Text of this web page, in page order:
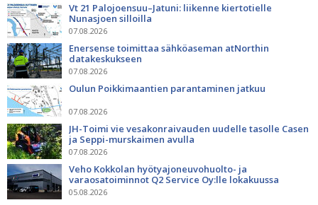
Vt 21 Palojoensuu–Jatuni: liikenne kiertotielle
Nunasjoen silloilla
07.08.2026
Enersense toimittaa sähköaseman atNorthin
datakeskukseen
07.08.2026
Oulun Poikkimaantien parantaminen jatkuu
07.08.2026
JH-Toimi vie vesakonraivauden uudelle tasolle Casen
ja Seppi-murskaimen avulla
07.08.2026
Veho Kokkolan hyötyajoneuvohuolto- ja
varaosatoiminnot Q2 Service Oy:lle lokakuussa
05.08.2026